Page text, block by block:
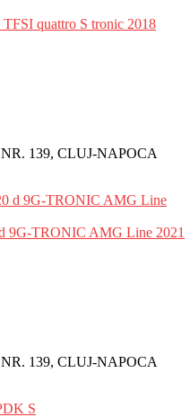
quattro S tronic 2018
139, CLUJ-NAPOCA
9G-TRONIC AMG Line 2021
139, CLUJ-NAPOCA